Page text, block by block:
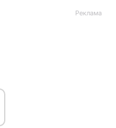
Реклама